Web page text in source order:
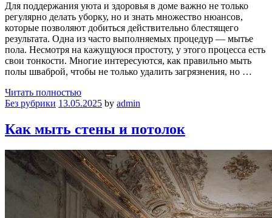
Для поддержания уюта и здоровья в доме важно не только
регулярно делать уборку, но и знать множество нюансов,
которые позволяют добиться действительно блестящего
результата. Одна из часто выполняемых процедур — мытье
пола. Несмотря на кажущуюся простоту, у этого процесса есть
свои тонкости. Многие интересуются, как правильно мыть
полы шваброй, чтобы не только удалить загрязнения, но …
Читать полностью
Без рубрики 13.05.2025 by admin
Как мыть стены и потолок